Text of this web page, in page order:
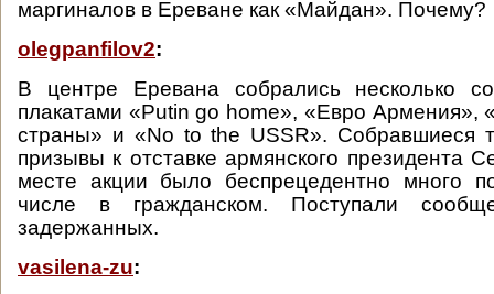
маргиналов в Ереване как «Майдан». Почему?
olegpanfilov2:
В центре Еревана собрались несколько
плакатами «Putin go home», «Евро Армения»,
страны» и «No to the USSR». Собравшиеся
призывы к отставке армянского президента
месте акции было беспрецедентно много
числе в гражданском. Поступали
задержанных.
vasilena-zu: